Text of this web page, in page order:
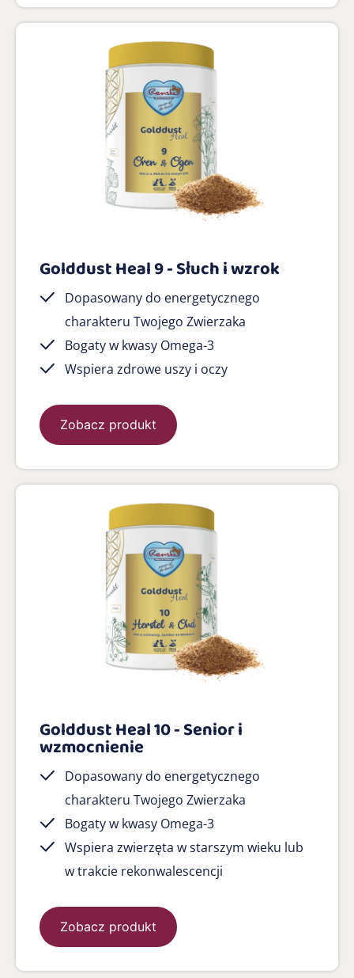
Golddust Heal 9 - Słuch i wzrok
Dopasowany do energetycznego
charakteru Twojego Zwierzaka
Bogaty w kwasy Omega-3
Wspiera zdrowe uszy i oczy
Zobacz produkt
Golddust Heal 10 - Senior i
wzmocnienie
Dopasowany do energetycznego
charakteru Twojego Zwierzaka
Bogaty w kwasy Omega-3
Wspiera zwierzęta w starszym wieku lub
w trakcie rekonwalescencji
Zobacz produkt